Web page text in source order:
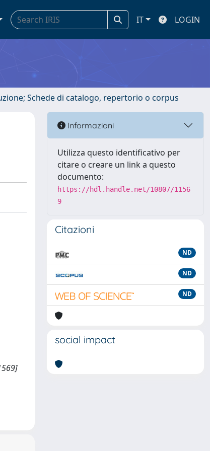
IT LOGIN
Schede di catalogo, repertorio o corpus
Informazioni
Utilizza questo identificativo per
citare o creare un link a questo
documento:
https://hdl.handle.net/10807/1156
9
Citazioni
ND
ND
ND
social impact